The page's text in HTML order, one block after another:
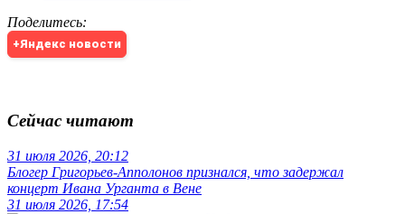
Поделитесь:
+Яндекс новости
Сейчас читают
31 июля 2026, 20:12
Блогер Григорьев-Апполонов признался, что задержал
концерт Ивана Урганта в Вене
31 июля 2026, 17:54